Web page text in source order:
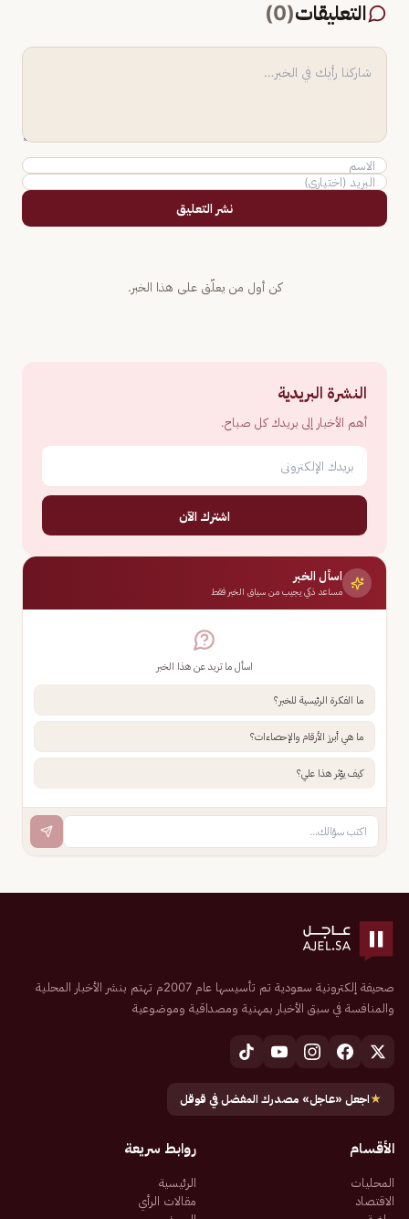
التعليقات(
0
)
نشر التعليق
كن أول من يعلّق على هذا الخبر.
النشرة البريدية
أهم الأخبار إلى بريدك كل صباح.
اشترك الآن
اسأل الخبر
مساعد ذكي يجيب من سياق الخبر فقط
اسأل ما تريد عن هذا الخبر
ما الفكرة الرئيسية للخبر؟
ما هي أبرز الأرقام والإحصاءات؟
كيف يؤثر هذا علي؟
صحيفة إلكترونية سعودية تم تأسيسها عام 2007م تهتم بنشر الأخبار المحلية
والمنافسة في سبق الأخبار بمهنية ومصداقية وموضوعية
★اجعل «عاجل» مصدرك المفضل في قوقل
الأقسام
المحليات
الاقتصاد
روابط سريعة
الرئيسية
مقالات الرأي